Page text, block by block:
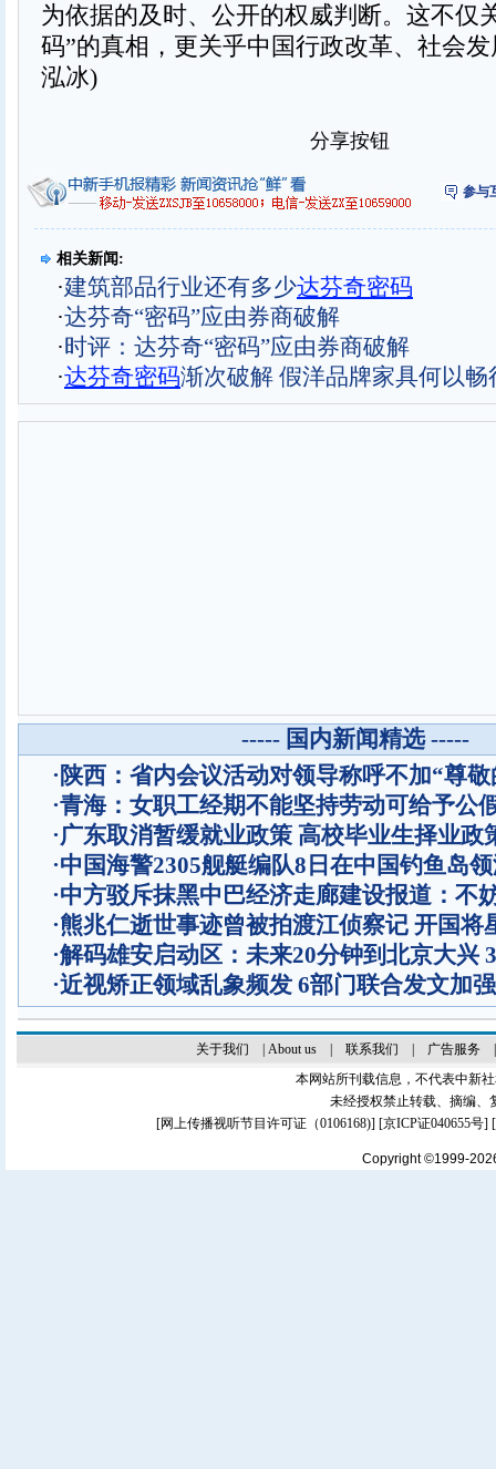
为依据的及时、公开的权威判断。这不仅
码”的真相，更关乎中国行政改革、社会
泓冰)
分享按钮
参与
相关新闻:
·建筑部品行业还有多少达芬奇密码
·达芬奇“密码”应由券商破解
·时评：达芬奇“密码”应由券商破解
·达芬奇密码渐次破解 假洋品牌家具何以畅
----- 国内新闻精选 -----
·陕西：省内会议活动对领导称呼不加“尊敬
·青海：女职工经期不能坚持劳动可给予公
·广东取消暂缓就业政策 高校毕业生择业政
·中国海警2305舰艇编队8日在中国钓鱼岛
·中方驳斥抹黑中巴经济走廊建设报道：不
·熊兆仁逝世事迹曾被拍渡江侦察记 开国将
·解码雄安启动区：未来20分钟到北京大兴
·近视矫正领域乱象频发 6部门联合发文加
关于我们 About us| 联系我们 广告服务
本网站所刊载信息，不代表中新
未经授权禁止转载、摘编、
[网上传播视听节目许可证（0106168)] [京ICP证040655号]
Copyright ©1999-